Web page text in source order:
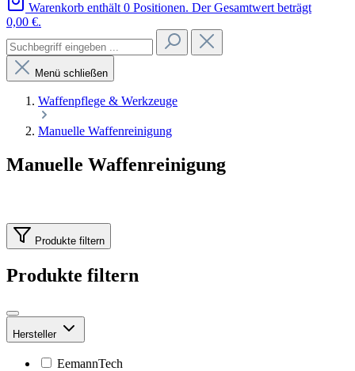
Warenkorb enthält 0 Positionen. Der Gesamtwert beträgt
0,00 €.
Menü schließen
Waffenpflege & Werkzeuge
Manuelle Waffenreinigung
Manuelle Waffenreinigung
Produkte filtern
Produkte filtern
Hersteller
EemannTech